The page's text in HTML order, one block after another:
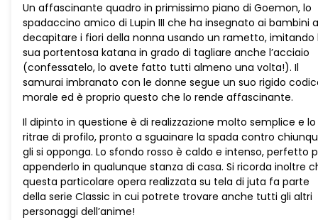
Un affascinante quadro in primissimo piano di Goemon, lo
spadaccino amico di Lupin III che ha insegnato ai bambini a
decapitare i fiori della nonna usando un rametto, imitando
sua portentosa katana in grado di tagliare anche l’acciaio
(confessatelo, lo avete fatto tutti almeno una volta!). Il
samurai imbranato con le donne segue un suo rigido
morale ed è proprio questo che lo rende affascinante.
Il dipinto in questione è di realizzazione molto semplice e lo
ritrae di profilo, pronto a sguainare la spada contro
gli si opponga. Lo sfondo rosso è caldo e intenso, perfetto
appenderlo in qualunque stanza di casa. Si ricorda inoltre
questa particolare opera realizzata su tela di juta fa parte
della serie Classic in cui potrete trovare anche tutti gli altri
personaggi dell’anime!